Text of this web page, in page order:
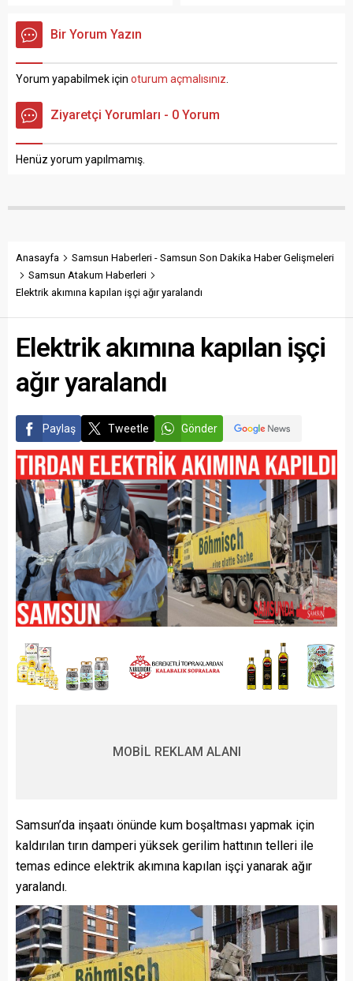
bulunan bir inşaatta
meydana geldi. Edinilen
işçisi Murat Baltaoğlu (45),
çalıştığı inşaatın 3. katındaki
iskeleden düştü. Ağır
yaralanan Baltaoğlu
sonra ilk müdahalesinin
yığılıp kaldı. Özel bir
rağmen kurtarılamayarak
Bir Yorum Yazın
Yorum yapabilmek için oturum açmalısınız
Ziyaretçi Yorumları - 0 Yorum
Henüz yorum yapılmamış.
Anasayfa
Samsun Haberleri - Samsun Son Dakika Haber Gelişmeleri
Samsun Atakum Haberleri
Elektrik akımına kapılan işçi ağır yaralandı
Elektrik akımına kapılan işçi
ağır yaralandı
Paylaş Tweetle Gönder
MOBİL REKLAM ALANI
Samsun’da inşaatı önünde kum boşaltması yapmak için
kaldırılan tırın damperi yüksek gerilim hattının telleri ile
temas edince elektrik akımına kapılan işçi yanarak ağır
yaralandı.